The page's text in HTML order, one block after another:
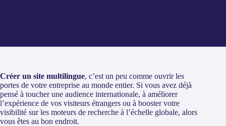
Créer un site multilingue, c’est un peu comme ouvrir les
portes de votre entreprise au monde entier. Si vous avez déjà
pensé à toucher une audience internationale, à améliorer
l’expérience de vos visiteurs étrangers ou à booster votre
visibilité sur les moteurs de recherche à l’échelle globale, alors
vous êtes au bon endroit.